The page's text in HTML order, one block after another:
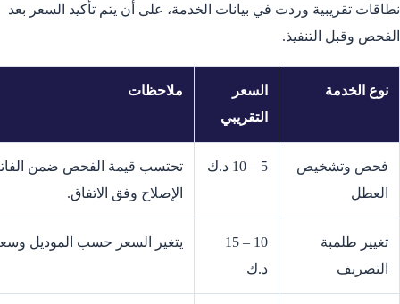
نطاقات تقريبية وردت في بيانات الخدمة، على أن يتم تأكيد السعر بعد
الفحص وقبل التنفيذ.
نوع الخدمة
السعر
التقريبي
ملاحظات
فحص وتشخيص
العطل
5 – 10 د.ك
تحتسب قيمة الفحص ضمن
الإصلاح وفق الاتفاق.
تغيير طلمبة
التصريف
10 – 15
د.ك
يتغير السعر حسب الموديل